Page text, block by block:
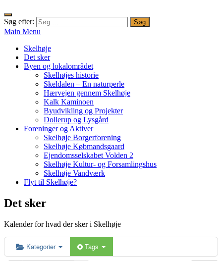
Søg efter:
Main Menu
Skelhøje
Det sker
Byen og lokalområdet
Skelhøjes historie
Skeldalen – En naturperle
Hærvejen gennem Skelhøje
Kalk Kaminoen
Byudvikling og Projekter
Dollerup og Lysgård
Foreninger og Aktiver
Skelhøje Borgerforening
Skelhøje Købmandsgaard
Ejendomsselskabet Volden 2
Skelhøje Kultur- og Forsamlingshus
Skelhøje Vandværk
Flyt til Skelhøje?
Det sker
Kalender for hvad der sker i Skelhøje
Kategorier Tags